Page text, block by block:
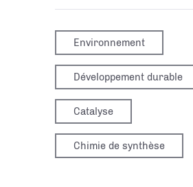
Environnement
Développement durable
Catalyse
Chimie de synthèse